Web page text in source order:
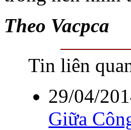
Theo Vacpca
Tin liên
29/04/
Giữa